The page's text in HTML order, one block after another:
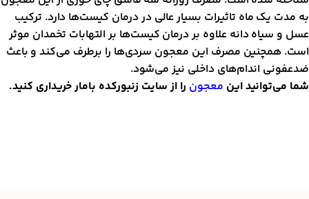
مدت یک ماه تاثیرات بسیار عالی در درمان کیست‌ها دارد. ترکیب
و سیاه دانه علاوه بر درمان کیست‌ها بر التهابات تخمدان موثر
همچنین مصرف این معجون سردی‌ها را برطرف می‌کند و باعث
اندام‌های داخلی نیز می‌شود.
می‌توانید این معجونرا از سایت زنبورکده بامار خریداری کنید.